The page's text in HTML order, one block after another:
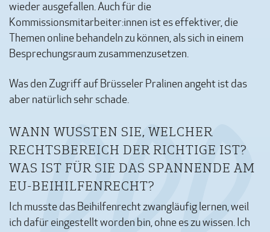
wieder ausgefallen. Auch für die
Kommissionsmitarbeiter:innen ist es effektiver, die
Themen online behandeln zu können, als sich in einem
Besprechungsraum zusammenzusetzen.
Was den Zugriff auf Brüsseler Pralinen angeht ist das
aber natürlich sehr schade.
WANN WUSSTEN SIE, WELCHER
RECHTSBEREICH DER RICHTIGE IST?
WAS IST FÜR SIE DAS SPANNENDE AM
EU-BEIHILFENRECHT?
Ich musste das Beihilfenrecht zwangläufig lernen, weil
ich dafür eingestellt worden bin, ohne es zu wissen. Ich